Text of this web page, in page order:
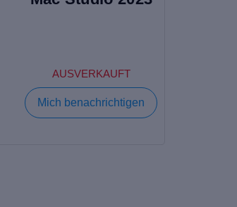
AUSVERKAUFT
Mich benachrichtigen